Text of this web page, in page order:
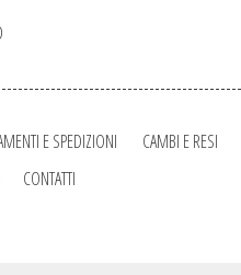
E SPEDIZIONI
CAMBI E RESI
CONTATTI